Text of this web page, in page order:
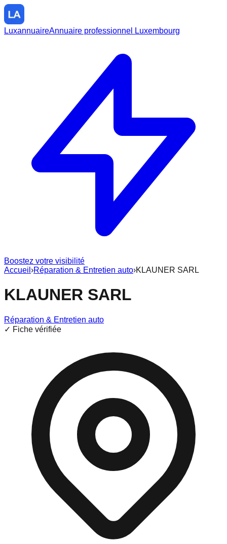
LuxannuaireAnnuaire professionnel Luxembourg
Boostez votre visibilité
Accueil ›Réparation & Entretien auto›KLAUNER SARL
KLAUNER SARL
Réparation & Entretien auto
✓ Fiche vérifiée